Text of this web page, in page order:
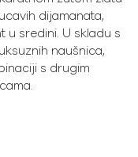
dijamanata,
u sredini. U skladu s
naušnica,
s drugim